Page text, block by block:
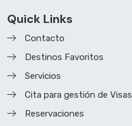
Quick Links
Contacto
Destinos Favoritos
Servicios
Cita para gestión de Visas
Reservaciones